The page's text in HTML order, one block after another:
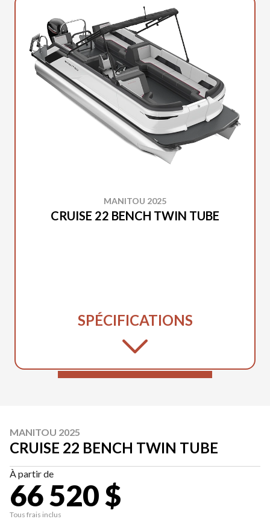
MANITOU 2025
CRUISE 22 BENCH TWIN TUBE
SPÉCIFICATIONS
MANITOU 2025
CRUISE 22 BENCH TWIN TUBE
À partir de
66 520 $
Tous frais inclus